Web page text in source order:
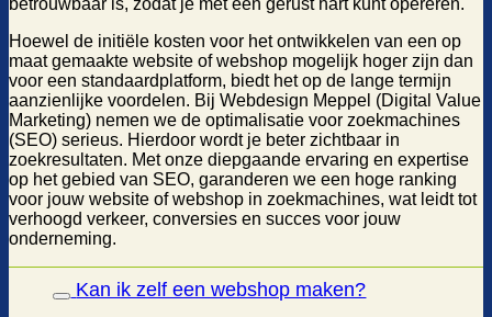
betrouwbaar is, zodat je met een gerust hart kunt opereren.
Hoewel de initiële kosten voor het ontwikkelen van een op
maat gemaakte website of webshop mogelijk hoger zijn dan
voor een standaardplatform, biedt het op de lange termijn
aanzienlijke voordelen. Bij Webdesign Meppel (Digital Value
Marketing) nemen we de optimalisatie voor zoekmachines
(SEO) serieus. Hierdoor wordt je beter zichtbaar in
zoekresultaten. Met onze diepgaande ervaring en expertise
op het gebied van SEO, garanderen we een hoge ranking
voor jouw website of webshop in zoekmachines, wat leidt tot
verhoogd verkeer, conversies en succes voor jouw
onderneming.
Kan ik zelf een webshop maken?